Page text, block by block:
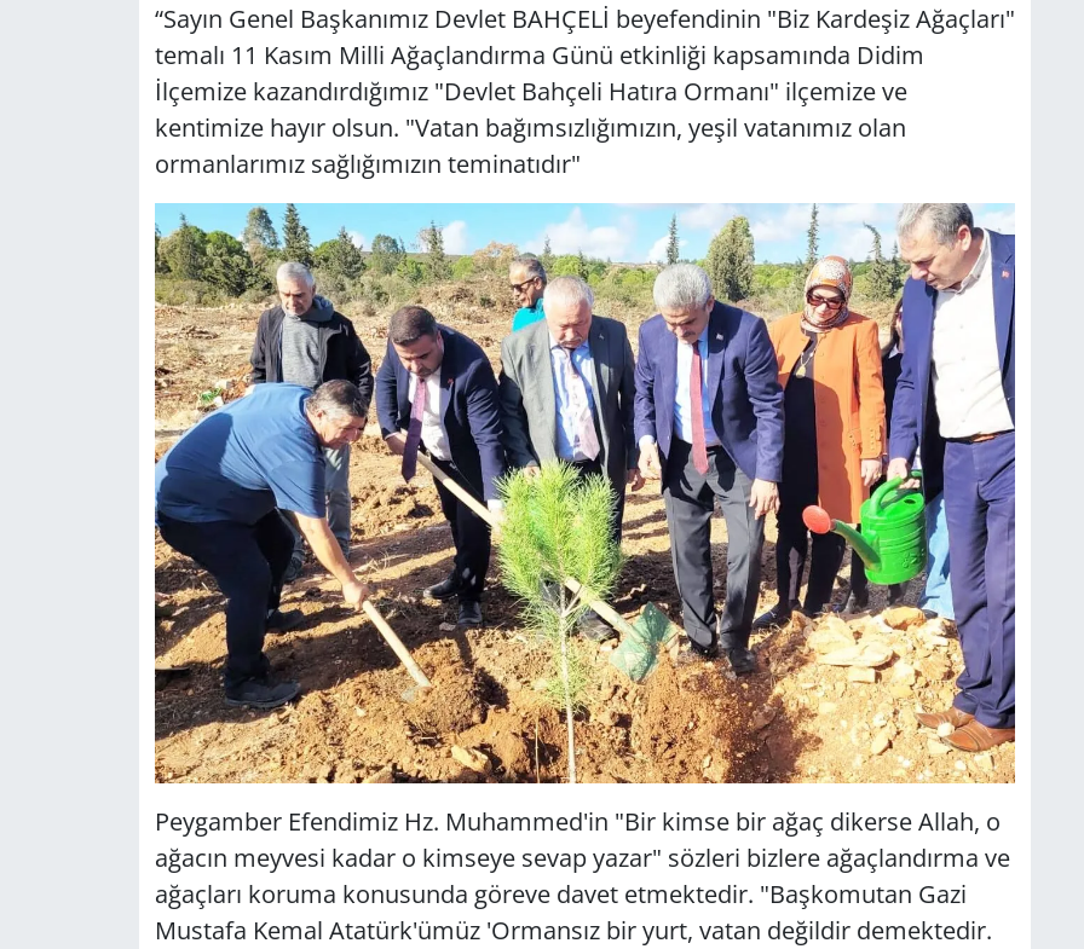
“Sayın Genel Başkanımız Devlet BAHÇELİ beyefendinin "Biz Kardeşiz Ağaçları"
temalı 11 Kasım Milli Ağaçlandırma Günü etkinliği kapsamında Didim
İlçemize kazandırdığımız "Devlet Bahçeli Hatıra Ormanı" ilçemize ve
kentimize hayır olsun. "Vatan bağımsızlığımızın, yeşil vatanımız olan
ormanlarımız sağlığımızın teminatıdır"
Peygamber Efendimiz Hz. Muhammed'in "Bir kimse bir ağaç dikerse Allah, o
ağacın meyvesi kadar o kimseye sevap yazar" sözleri bizlere ağaçlandırma ve
ağaçları koruma konusunda göreve davet etmektedir. "Başkomutan Gazi
Mustafa Kemal Atatürk'ümüz 'Ormansız bir yurt, vatan değildir demektedir.